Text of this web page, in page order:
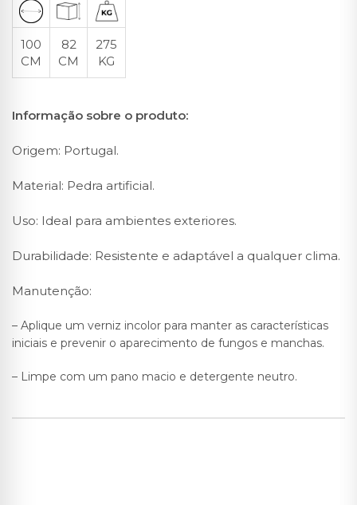
100
CM
82
CM
275
KG
Informação sobre o produto:
Origem: Portugal.
Material: Pedra artificial.
Uso: Ideal para ambientes exteriores.
Durabilidade: Resistente e adaptável a qualquer clima.
Manutenção:
– Aplique um verniz incolor para manter as características
iniciais e prevenir o aparecimento de fungos e manchas.
– Limpe com um pano macio e detergente neutro.